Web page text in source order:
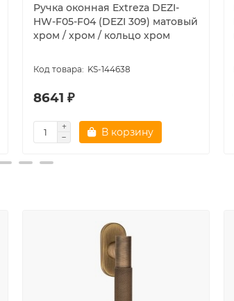
Ручка оконная Extreza DEZI-
HW-F05-F04 (DEZI 309) матовый
хром / хром / кольцо хром
KS-144638
8641 ₽
В корзину